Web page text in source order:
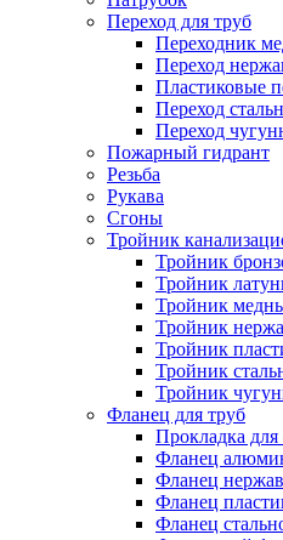
Переход для труб
Переходник
Переход
Пластиковые
Переход
Переход
Пожарный гидрант
Резьба
Рукава
Сгоны
Тройник
Тройник
Тройник
Тройник
Тройник
Тройник
Тройник
Тройник
Фланец для труб
Прокладка
Фланец
Фланец
Фланец
Фланец